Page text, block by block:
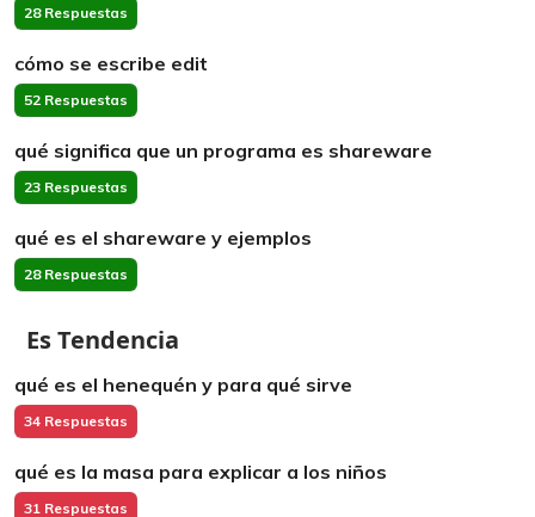
28 Respuestas
cómo se escribe edit
52 Respuestas
qué significa que un programa es shareware
23 Respuestas
qué es el shareware y ejemplos
28 Respuestas
Es Tendencia
qué es el henequén y para qué sirve
34 Respuestas
qué es la masa para explicar a los niños
31 Respuestas